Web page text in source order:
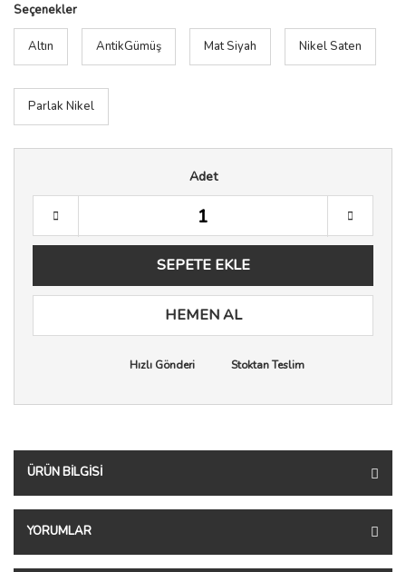
Seçenekler
Altın AntikGümüş Mat Siyah Nikel Saten
Parlak Nikel
Adet
SEPETE EKLE
HEMEN AL
Hızlı Gönderi Stoktan Teslim
ÜRÜN BILGISI
YORUMLAR